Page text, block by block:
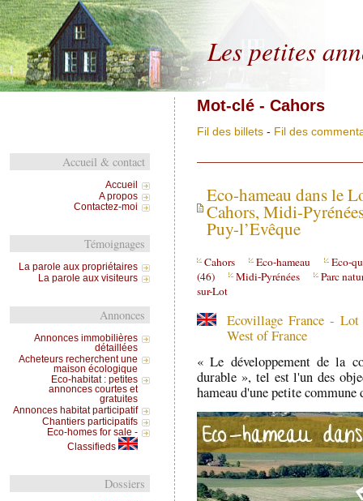
Les petites
Mot-clé - Cahors
Fil des billets- Fil des
Eco-hameau dans le
Cahors, Midi-
Puy-l’Evêque
Cahors Eco-hameau
Eco-
(46)
Midi-Pyrénées
Parc
sur-Lot
Ecovillage France -
West of France
« Le développement de la
durable », tel est l'un des
hameau d'une petite
Accueil & contact
Accueil
A propos
Contactez-moi
Témoignages
La parole aux propriétaires
La parole aux visiteurs
Annonces
Annonces immobilières
détaillées
Acheteurs recherchent une
maison écologique
Eco-habitat : petites
annonces courtes et
gratuites
Annonces habitat participatif
Chantiers participatifs
Eco-homes for sale -
Classifieds
Dossiers